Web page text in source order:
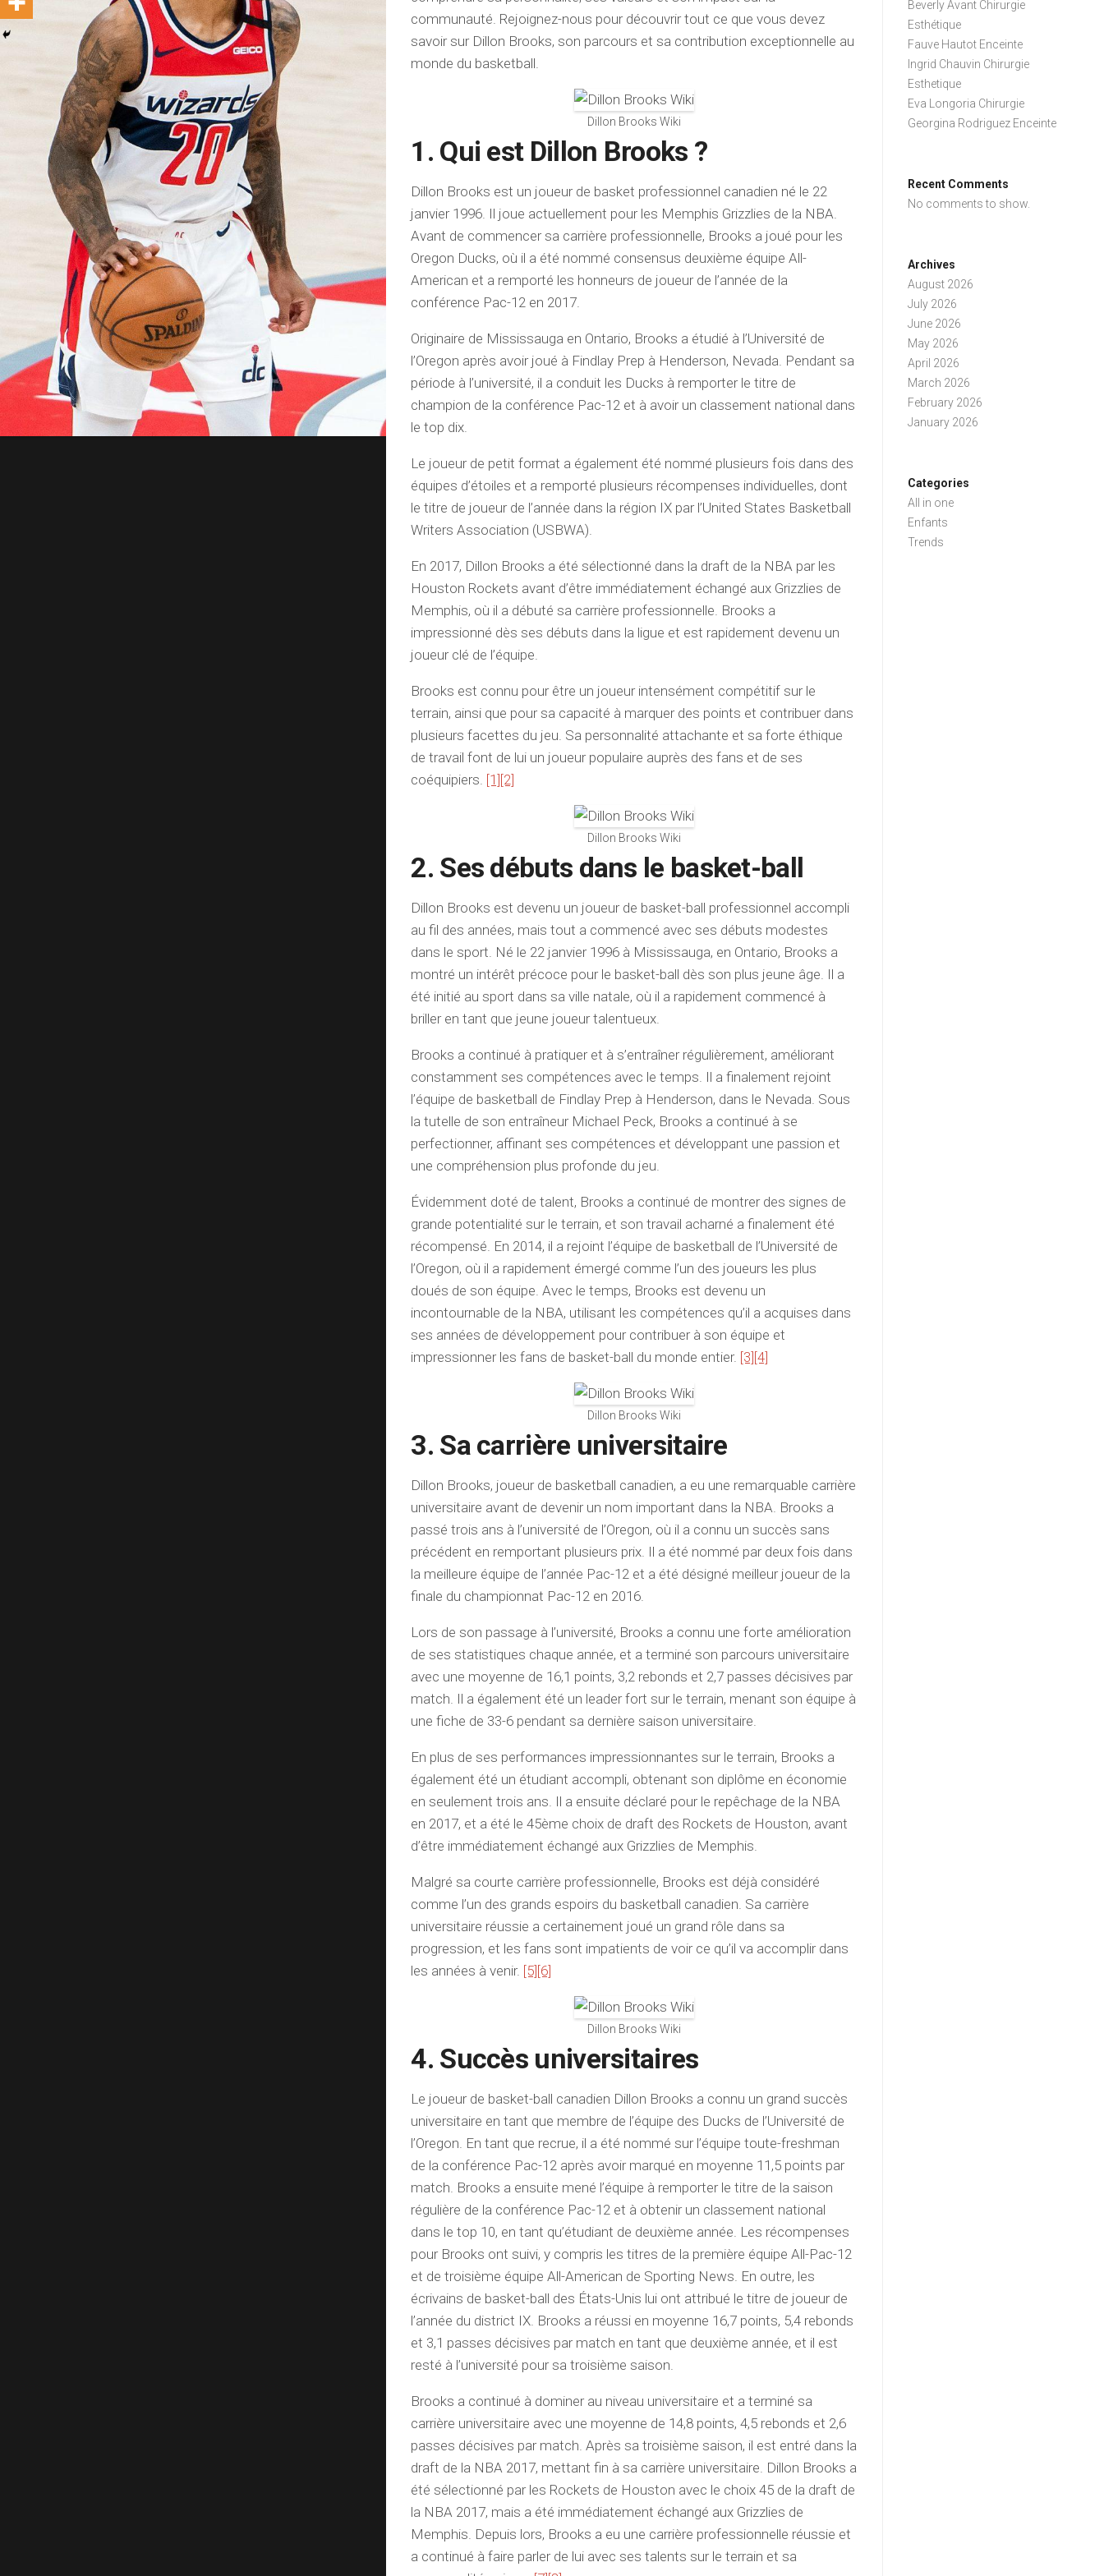
communauté. Rejoignez-nous pour découvrir tout ce que vous devez
savoir sur Dillon Brooks, son parcours et sa contribution exceptionnelle au
monde du basketball.
Dillon Brooks Wiki
1. Qui est Dillon Brooks ?
Dillon Brooks est un joueur de basket professionnel canadien né le 22
janvier 1996. Il joue actuellement pour les Memphis Grizzlies de la NBA.
Avant de commencer sa carrière professionnelle, Brooks a joué pour les
Oregon Ducks, où il a été nommé consensus deuxième équipe All-
American et a remporté les honneurs de joueur de l’année de la
conférence Pac-12 en 2017.
Originaire de Mississauga en Ontario, Brooks a étudié à l’Université de
l’Oregon après avoir joué à Findlay Prep à Henderson, Nevada. Pendant sa
période à l’université, il a conduit les Ducks à remporter le titre de
champion de la conférence Pac-12 et à avoir un classement national dans
le top dix.
Le joueur de petit format a également été nommé plusieurs fois dans des
équipes d’étoiles et a remporté plusieurs récompenses individuelles, dont
le titre de joueur de l’année dans la région IX par l’United States Basketball
Writers Association (USBWA).
En 2017, Dillon Brooks a été sélectionné dans la draft de la NBA par les
Houston Rockets avant d’être immédiatement échangé aux Grizzlies de
Memphis, où il a débuté sa carrière professionnelle. Brooks a
impressionné dès ses débuts dans la ligue et est rapidement devenu un
joueur clé de l’équipe.
Brooks est connu pour être un joueur intensément compétitif sur le
terrain, ainsi que pour sa capacité à marquer des points et contribuer dans
plusieurs facettes du jeu. Sa personnalité attachante et sa forte éthique
de travail font de lui un joueur populaire auprès des fans et de ses
coéquipiers. [1] [2]
Dillon Brooks Wiki
2. Ses débuts dans le basket-ball
Dillon Brooks est devenu un joueur de basket-ball professionnel accompli
au fil des années, mais tout a commencé avec ses débuts modestes
dans le sport. Né le 22 janvier 1996 à Mississauga, en Ontario, Brooks a
montré un intérêt précoce pour le basket-ball dès son plus jeune âge. Il a
été initié au sport dans sa ville natale, où il a rapidement commencé à
briller en tant que jeune joueur talentueux.
Brooks a continué à pratiquer et à s’entraîner régulièrement, améliorant
constamment ses compétences avec le temps. Il a finalement rejoint
l’équipe de basketball de Findlay Prep à Henderson, dans le Nevada. Sous
la tutelle de son entraîneur Michael Peck, Brooks a continué à se
perfectionner, affinant ses compétences et développant une passion et
une compréhension plus profonde du jeu.
Évidemment doté de talent, Brooks a continué de montrer des signes de
grande potentialité sur le terrain, et son travail acharné a finalement été
récompensé. En 2014, il a rejoint l’équipe de basketball de l’Université de
l’Oregon, où il a rapidement émergé comme l’un des joueurs les plus
doués de son équipe. Avec le temps, Brooks est devenu un
incontournable de la NBA, utilisant les compétences qu’il a acquises dans
ses années de développement pour contribuer à son équipe et
impressionner les fans de basket-ball du monde entier. [3] [4]
Dillon Brooks Wiki
3. Sa carrière universitaire
Dillon Brooks, joueur de basketball canadien, a eu une remarquable carrière
universitaire avant de devenir un nom important dans la NBA. Brooks a
passé trois ans à l’université de l’Oregon, où il a connu un succès sans
précédent en remportant plusieurs prix. Il a été nommé par deux fois dans
la meilleure équipe de l’année Pac-12 et a été désigné meilleur joueur de la
finale du championnat Pac-12 en 2016.
Lors de son passage à l’université, Brooks a connu une forte amélioration
de ses statistiques chaque année, et a terminé son parcours universitaire
avec une moyenne de 16,1 points, 3,2 rebonds et 2,7 passes décisives par
match. Il a également été un leader fort sur le terrain, menant son équipe à
une fiche de 33-6 pendant sa dernière saison universitaire.
En plus de ses performances impressionnantes sur le terrain, Brooks a
également été un étudiant accompli, obtenant son diplôme en économie
en seulement trois ans. Il a ensuite déclaré pour le repêchage de la NBA
en 2017, et a été le 45ème choix de draft des Rockets de Houston, avant
d’être immédiatement échangé aux Grizzlies de Memphis.
Malgré sa courte carrière professionnelle, Brooks est déjà considéré
comme l’un des grands espoirs du basketball canadien. Sa carrière
universitaire réussie a certainement joué un grand rôle dans sa
progression, et les fans sont impatients de voir ce qu’il va accomplir dans
les années à venir. [5] [6]
Dillon Brooks Wiki
4. Succès universitaires
Le joueur de basket-ball canadien Dillon Brooks a connu un grand succès
universitaire en tant que membre de l’équipe des Ducks de l’Université de
l’Oregon. En tant que recrue, il a été nommé sur l’équipe toute-freshman
de la conférence Pac-12 après avoir marqué en moyenne 11,5 points par
match. Brooks a ensuite mené l’équipe à remporter le titre de la saison
régulière de la conférence Pac-12 et à obtenir un classement national
dans le top 10, en tant qu’étudiant de deuxième année. Les récompenses
pour Brooks ont suivi, y compris les titres de la première équipe All-Pac-12
et de troisième équipe All-American de Sporting News. En outre, les
écrivains de basket-ball des États-Unis lui ont attribué le titre de joueur de
l’année du district IX. Brooks a réussi en moyenne 16,7 points, 5,4 rebonds
et 3,1 passes décisives par match en tant que deuxième année, et il est
resté à l’université pour sa troisième saison.
Brooks a continué à dominer au niveau universitaire et a terminé sa
carrière universitaire avec une moyenne de 14,8 points, 4,5 rebonds et 2,6
passes décisives par match. Après sa troisième saison, il est entré dans la
draft de la NBA 2017, mettant fin à sa carrière universitaire. Dillon Brooks a
été sélectionné par les Rockets de Houston avec le choix 45 de la draft de
la NBA 2017, mais a été immédiatement échangé aux Grizzlies de
Memphis. Depuis lors, Brooks a eu une carrière professionnelle réussie et
a continué à faire parler de lui avec ses talents sur le terrain et sa
Beverly Avant Chirurgie
Esthétique
Fauve Hautot Enceinte
Ingrid Chauvin Chirurgie
Esthetique
Eva Longoria Chirurgie
Georgina Rodriguez Enceinte
Recent Comments
No comments to show.
Archives
August 2026
July 2026
June 2026
May 2026
April 2026
March 2026
February 2026
January 2026
Categories
All in one
Enfants
Trends